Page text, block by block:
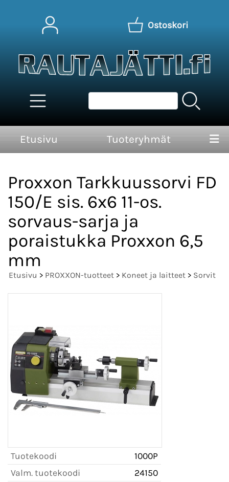
Ostoskori
Etusivu Tuoteryhmät
Proxxon Tarkkuussorvi FD
150/E sis. 6x6 11-os.
sorvaus-sarja ja
poraistukka Proxxon 6,5
mm
Etusivu > PROXXON-tuotteet > Koneet ja laitteet > Sorvit
Tuotekoodi
1000P
Valm. tuotekoodi
24150